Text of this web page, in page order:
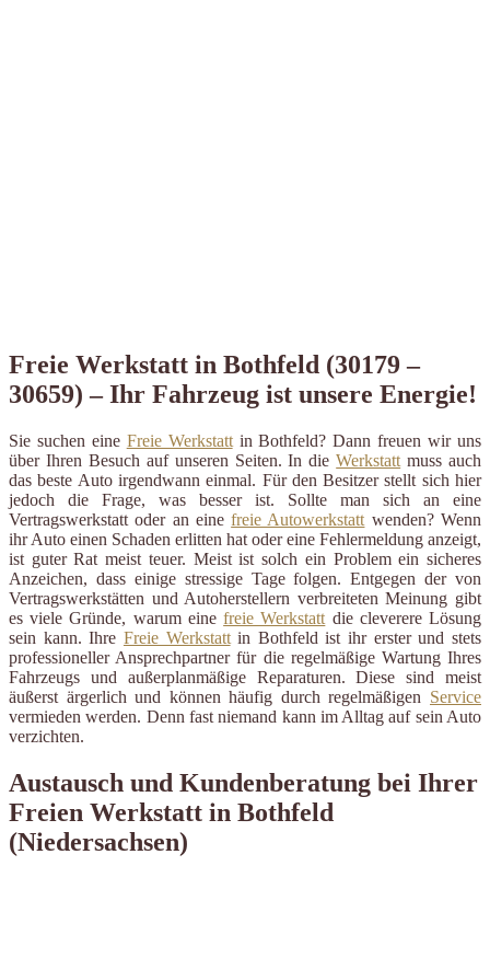
Freie Werkstatt in Bothfeld (30179 –
30659) – Ihr Fahrzeug ist unsere Energie!
Sie suchen eine Freie Werkstattin Bothfeld? Dann freuen wir uns
über Ihren Besuch auf unseren Seiten. In dieWerkstatt muss auch
das beste Auto irgendwann einmal. Für den Besitzer stellt sich hier
jedoch die Frage, was besser ist. Sollte man sich an eine
Vertragswerkstatt oder an einefreie Autowerkstatt wenden? Wenn
ihr Auto einen Schaden erlitten hat oder eine Fehlermeldung anzeigt,
ist guter Rat meist teuer. Meist ist solch ein Problem ein sicheres
Anzeichen, dass einige stressige Tage folgen. Entgegen der von
Vertragswerkstätten und Autoherstellern verbreiteten Meinung gibt
es viele Gründe, warum einefreie Werkstatt die cleverere Lösung
sein kann. Ihre Freie Werkstattin Bothfeld ist ihr erster und stets
professioneller Ansprechpartner für die regelmäßige Wartung Ihres
Fahrzeugs und außerplanmäßige Reparaturen. Diese sind meist
äußerst ärgerlich und können häufig durch regelmäßigen Service
vermieden werden. Denn fast niemand kann im Alltag auf sein Auto
verzichten.
Austausch und Kundenberatung bei Ihrer
Freien Werkstatt in Bothfeld
(Niedersachsen)